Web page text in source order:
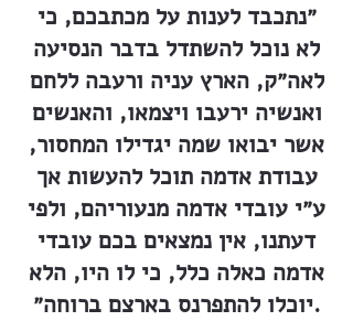
״נתכבד לענות על מכתבכם, כי
לא נוכל להשתדל בדבר הנסיעה
לאה״ק, הארץ עניה ורעבה ללחם
ואנשיה ירעבו ויצמאו, והאנשים
אשר יבואו שמה יגדילו המחסור,
עבודת אדמה תוכל להעשות אך
ע״י עובדי אדמה מנעוריהם, ולפי
דעתנו, אין נמצאים בכם עובדי
אדמה כאלה כלל, כי לו היו, הלא
יוכלו להתפרנס בארצם ברוחה״.